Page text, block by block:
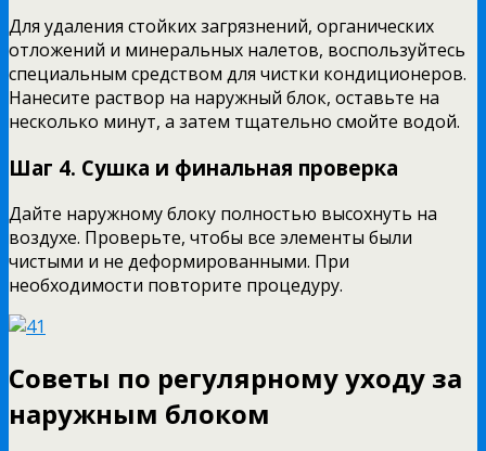
Для удаления стойких загрязнений, органических
отложений и минеральных налетов, воспользуйтесь
специальным средством для чистки кондиционеров.
Нанесите раствор на наружный блок, оставьте на
несколько минут, а затем тщательно смойте водой.
Шаг 4. Сушка и финальная проверка
Дайте наружному блоку полностью высохнуть на
воздухе. Проверьте, чтобы все элементы были
чистыми и не деформированными. При
необходимости повторите процедуру.
Советы по регулярному уходу за
наружным блоком